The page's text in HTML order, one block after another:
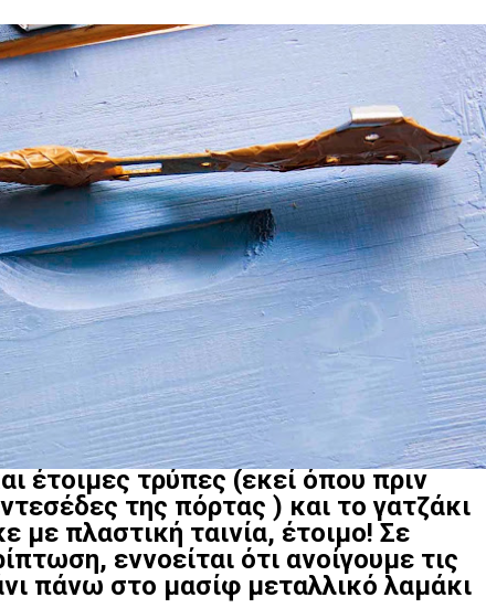
έτοιμες τρύπες (εκεί όπου πριν
της πόρτας ) και το γατζάκι
με πλαστική ταινία, έτοιμο! Σε
εννοείται ότι ανοίγουμε τις
πάνω στο μασίφ μεταλλικό λαμάκι